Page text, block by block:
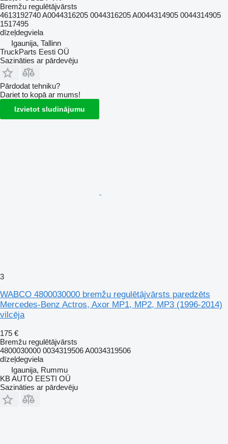
Bremžu regulētājvārsts
4613192740 A0044316205 0044316205 A0044314905 0044314905
1517495
dīzeļdegviela
Igaunija, Tallinn
TruckParts Eesti OÜ
Sazināties ar pārdevēju
Pārdodat tehniku?
Dariet to kopā ar mums!
Izvietot sludinājumu
3
WABCO 4800030000 bremžu regulētājvārsts paredzēts
Mercedes-Benz Actros, Axor MP1, MP2, MP3 (1996-2014)
vilcēja
175 €
Bremžu regulētājvārsts
4800030000 0034319506 A0034319506
dīzeļdegviela
Igaunija, Rummu
KB AUTO EESTI OÜ
Sazināties ar pārdevēju